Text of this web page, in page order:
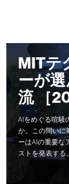
MITテ
ーが
流 ［
AIをめぐる喧騒
か。この問いに
ーはAIの重要な
ストを発表する。